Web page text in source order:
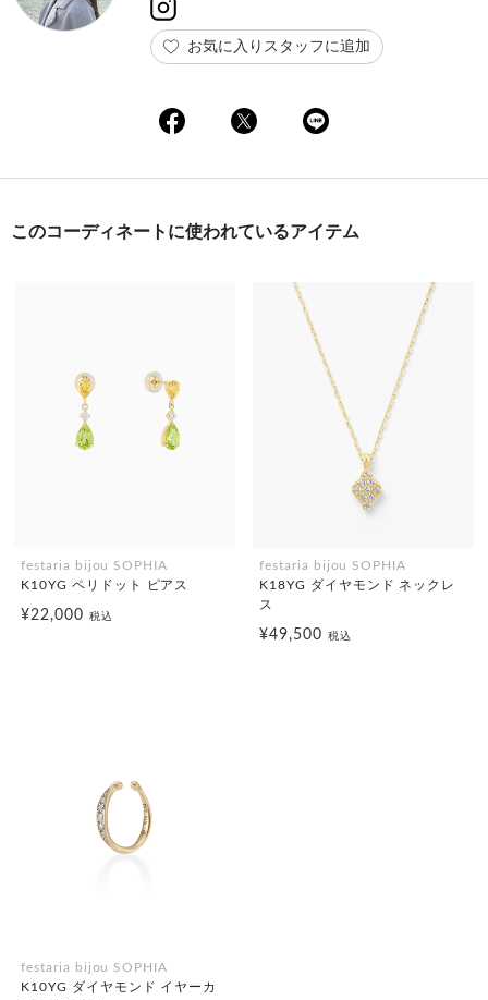
お気に入りスタッフに追加
このコーディネートに使われているアイテム
festaria bijou SOPHIA
K10YG ペリドット ピアス
¥22,000 税込
festaria bijou SOPHIA
K18YG ダイヤモンド ネックレ
ス
¥49,500 税込
festaria bijou SOPHIA
K10YG ダイヤモンド イヤーカ